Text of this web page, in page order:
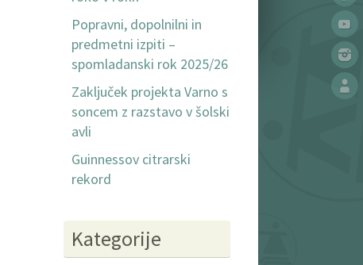
Popravni, dopolnilni in
predmetni izpiti –
spomladanski rok 2025/26
Zaključek projekta Varno s
soncem z razstavo v šolski
avli
Guinnessov citrarski
rekord
Kategorije